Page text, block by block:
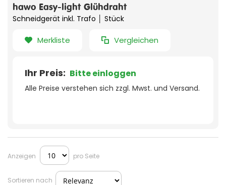
hawo Easy-light Glühdraht
Schneidgerät inkl. Trafo │ Stück
Merkliste Vergleichen
Ihr Preis: Bitte einloggen
Alle Preise verstehen sich zzgl. Mwst. und Versand.
Anzeigen pro Seite
Sortieren nach